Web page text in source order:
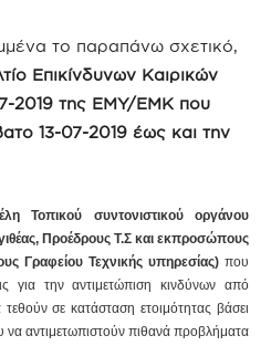
το παραπάνω σχετικό,
Επικίνδυνων Καιρικών
2019 της ΕΜΥ/ΕΜΚ που
13-07-2019 έως και την
Τοπικού συντονιστικού οργάνου
Προέδρους Τ.Σ και εκπροσώπους
Γραφείου Τεχνικής υπηρεσίας) που
για την αντιμετώπιση κινδύνων από
σε κατάσταση ετοιμότητας βάσει
να αντιμετωπιστούν πιθανά προβλήματα